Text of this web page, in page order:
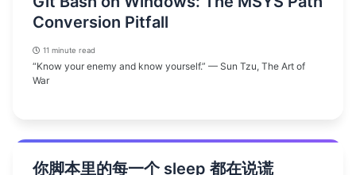
Conversion Pitfall
11 minute read
“Know your enemy and know yourself.” — Sun Tzu, The Art of
War
你脚本里的每一个 sleep 都在说谎